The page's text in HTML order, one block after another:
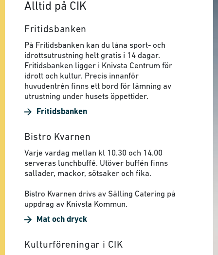
Alltid på CIK
Fritidsbanken
På Fritidsbanken kan du låna sport- och
idrottsutrustning helt gratis i 14 dagar.
Fritidsbanken ligger i Knivsta Centrum för
idrott och kultur. Precis innanför
huvudentrén finns ett bord för lämning av
utrustning under husets öppettider.
Fritidsbanken
Bistro Kvarnen
Varje vardag mellan kl 10.30 och 14.00
serveras lunchbuffé. Utöver buffén finns
sallader, mackor, sötsaker och fika.
Bistro Kvarnen drivs av Sälling Catering på
uppdrag av Knivsta Kommun.
Mat och dryck
Kulturföreningar i CIK